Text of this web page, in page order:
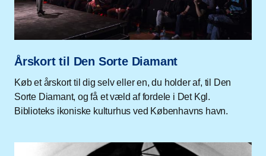
Årskort til Den Sorte Diamant
Køb et årskort til dig selv eller en, du holder af, til Den
Sorte Diamant, og få et væld af fordele i Det Kgl.
Biblioteks ikoniske kulturhus ved Københavns havn.